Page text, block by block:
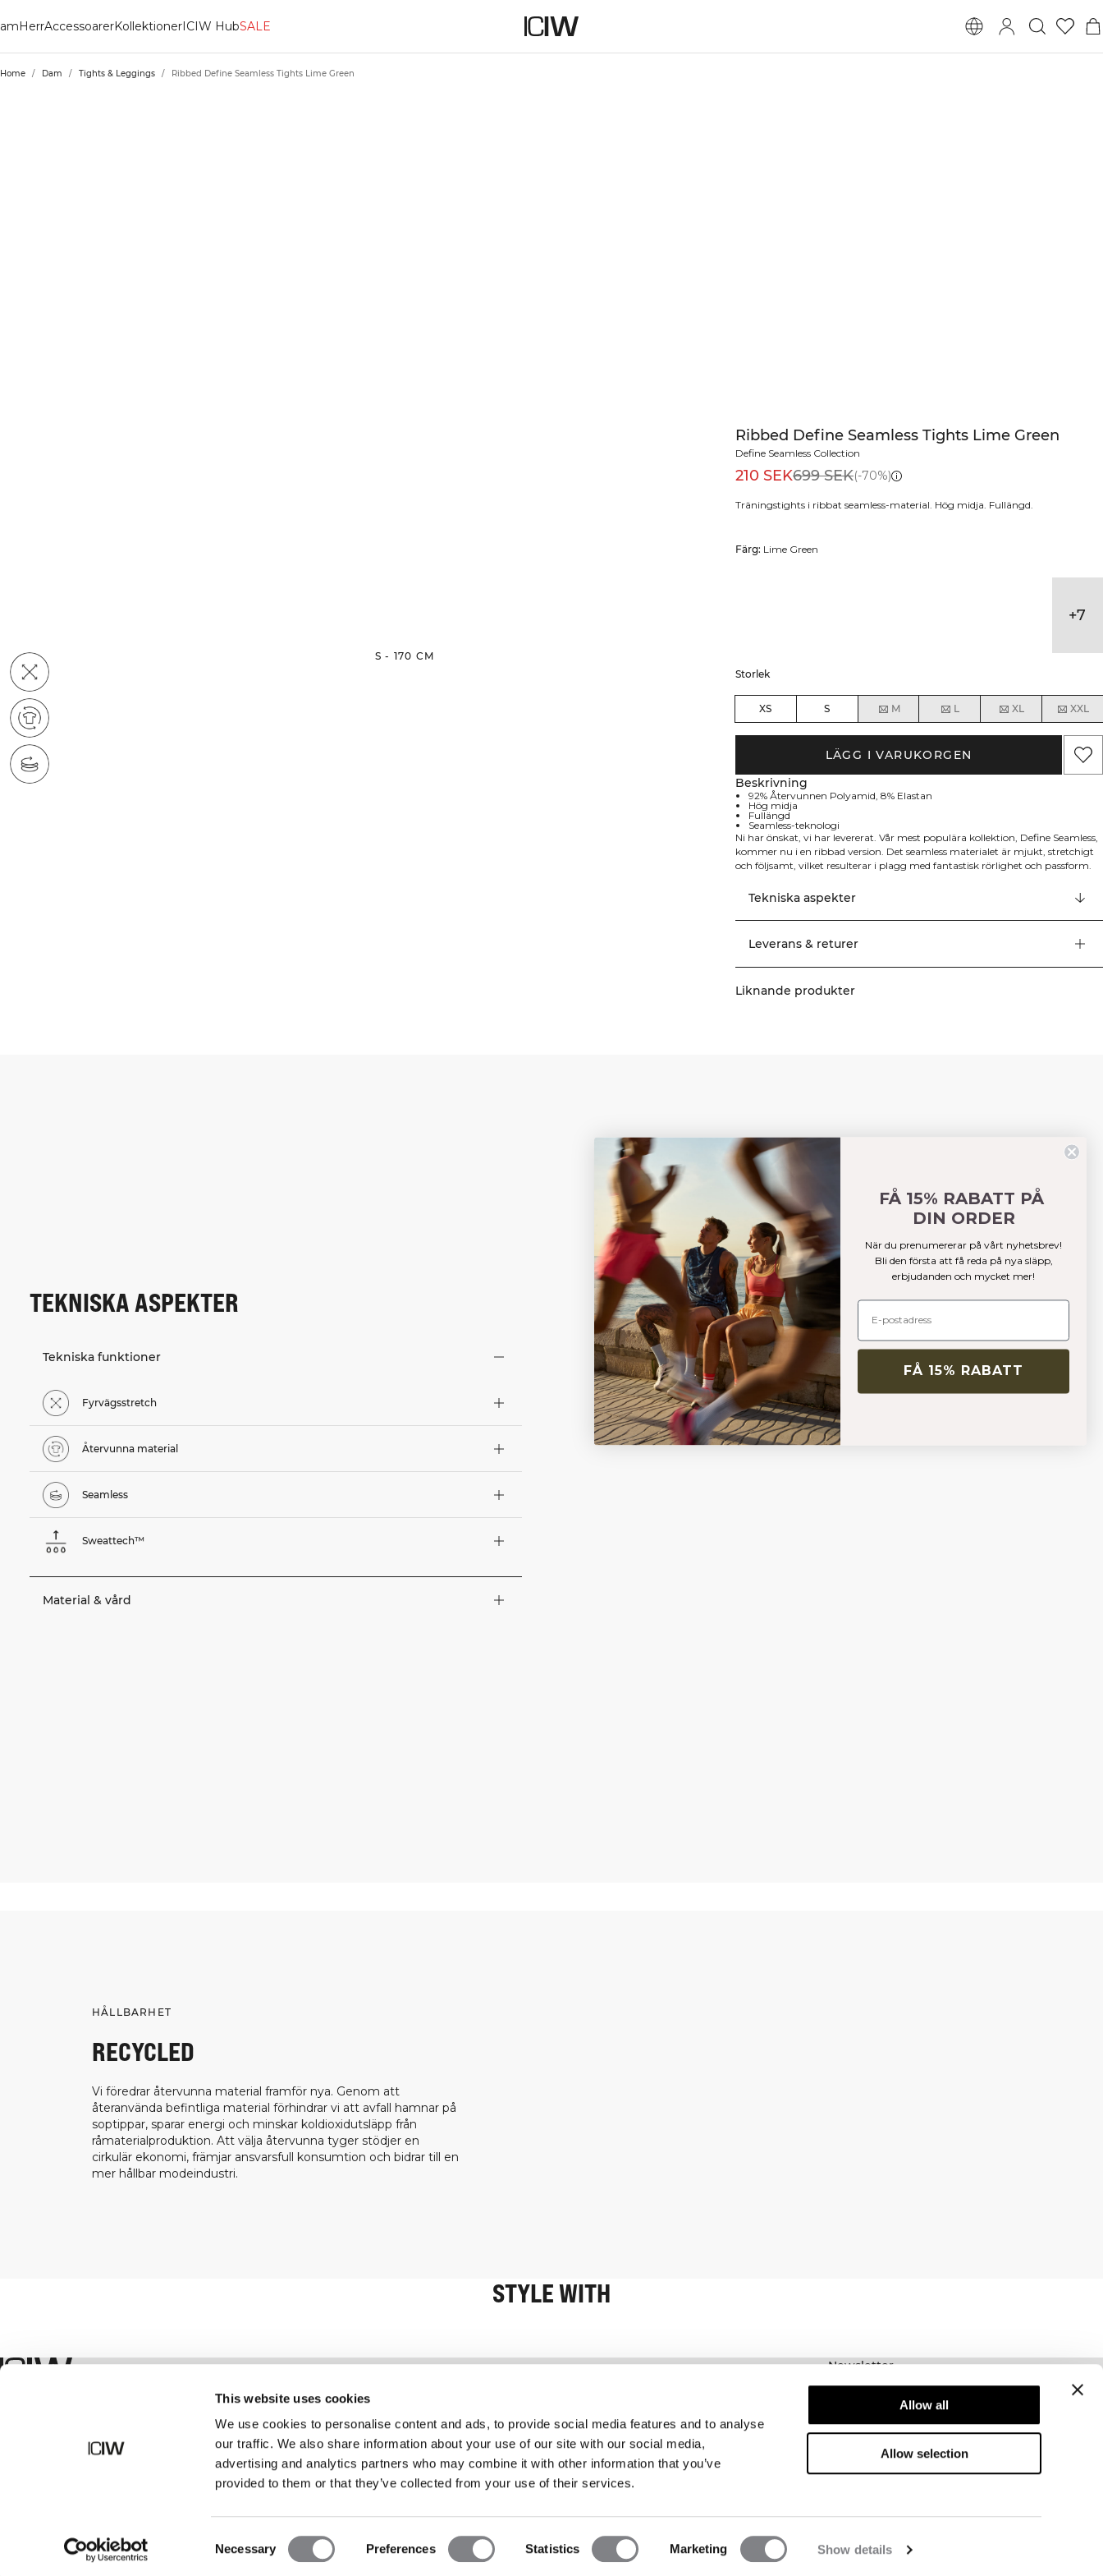
This website uses cookies
We use cookies to personalise content and ads, to provide social media features and to analyse
our traffic. We also share information about your use of our site with our social media,
advertising and analytics partners who may combine it with other information that you’ve
provided to them or that they’ve collected from your use of their services.
Selection
Necessary Preferences Statistics Marketing Show details
Allow all
Allow selection
HerrAccessoarerKollektionerICIW HubSALE
Home / Dam / Tights & Leggings / Ribbed Define Seamless Tights Lime Green
S - 170 CM
Ribbed Define Seamless Tights Lime Green
Define Seamless Collection
210 SEK699 SEK(-70%)
Träningstights i ribbat seamless-material. Hög midja. Fullängd.
Färg: Lime Green
+7
Storlek
XS S M L XL XXL
LÄGG I VARUKORGEN
Beskrivning
92% Återvunnen Polyamid, 8% Elastan
Hög midja
Fullängd
Seamless-teknologi
Ni har önskat, vi har levererat. Vår mest populära kollektion, Define Seamless,
kommer nu i en ribbad version. Det seamless materialet är mjukt, stretchigt
och följsamt, vilket resulterar i plagg med fantastisk rörlighet och passform.
det perfekta valet för alla typer av träning. Det stretchiga och hållbara
materialet med four-way stretch ger optimal rörlighet under träningen. Den
höga midjan säkerställer en perfekt passform, och ICIW-loggan på framsidan
fullängdstights. 92% Återvunnen Nylon, 8% Elastan.
Tekniska aspekter
Leverans & returer
Liknande produkter
TEKNISKA ASPEKTER
Tekniska funktioner
Fyrvägsstretch
Återvunna material
Seamless
Sweattech™
Material & vård
HÅLLBARHET
RECYCLED
Vi föredrar återvunna material framför nya. Genom att
återanvända befintliga material förhindrar vi att avfall hamnar på
soptippar, sparar energi och minskar koldioxidutsläpp från
råmaterialproduktion. Att välja återvunna tyger stödjer en
cirkulär ekonomi, främjar ansvarsfull konsumtion och bidrar till en
mer hållbar modeindustri.
STYLE WITH
Newsletter
Prenumerera på vårt nyhetsbrev! Få exklusiva
erbjudanden, våra senaste nyheter och mycket
mer.
FÅ 15% RABATT PÅ
DIN ORDER
När du prenumererar på vårt nyhetsbrev!
Bli den första att få reda på nya släpp,
erbjudanden och mycket mer!
FÅ 15% RABATT